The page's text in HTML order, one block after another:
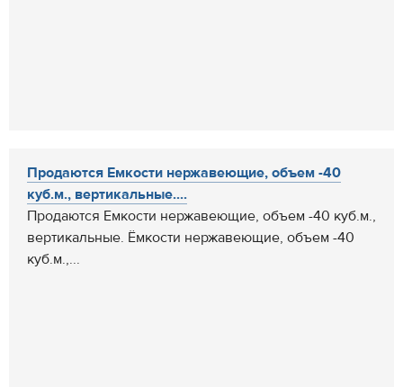
Продаются Емкости нержавеющие, объем -40
куб.м., вертикальные....
Продаются Емкости нержавеющие, объем -40 куб.м.,
вертикальные. Ёмкости нержавеющие, объем -40
куб.м.,...